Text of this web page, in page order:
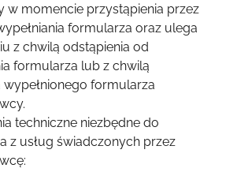
w momencie przystąpienia przez
formularza oraz ulega
z chwilą odstąpienia od
formularza lub z chwilą
wypełnionego formularza
techniczne niezbędne do
z usług świadczonych przez